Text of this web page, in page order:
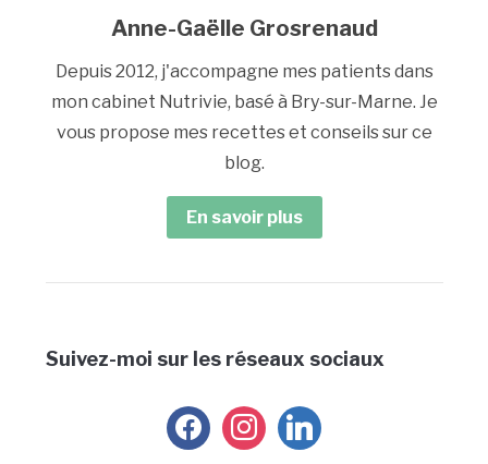
Anne-Gaëlle Grosrenaud
Depuis 2012, j'accompagne mes patients dans
mon cabinet Nutrivie, basé à Bry-sur-Marne. Je
vous propose mes recettes et conseils sur ce
blog.
En savoir plus
Suivez-moi sur les réseaux sociaux
facebookinstagramlinkedin